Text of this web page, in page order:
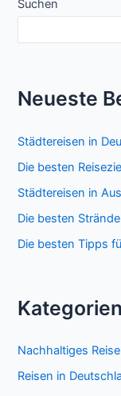
Suchen
Neueste
Städtereisen in
Die besten
Städtereisen in
Die besten
Die besten Tipps
Kategorien
Nachhaltiges
Reisen in